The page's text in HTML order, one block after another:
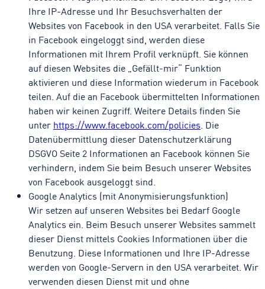
Ihre IP-Adresse und Ihr Besuchsverhalten der
Websites von Facebook in den USA verarbeitet. Falls Sie
in Facebook eingeloggt sind, werden diese
Informationen mit Ihrem Profil verknüpft. Sie können
auf diesen Websites die „Gefällt-mir“ Funktion
aktivieren und diese Information wiederum in Facebook
teilen. Auf die an Facebook übermittelten Informationen
haben wir keinen Zugriff. Weitere Details finden Sie
unter https://www.facebook.com/policies. Die
Datenübermittlung dieser Datenschutzerklärung
DSGVO Seite 2 Informationen an Facebook können Sie
verhindern, indem Sie beim Besuch unserer Websites
von Facebook ausgeloggt sind.
Google Analytics (mit Anonymisierungsfunktion)
Wir setzen auf unseren Websites bei Bedarf Google
Analytics ein. Beim Besuch unserer Websites sammelt
dieser Dienst mittels Cookies Informationen über die
Benutzung. Diese Informationen und Ihre IP-Adresse
werden von Google-Servern in den USA verarbeitet. Wir
verwenden diesen Dienst mit und ohne